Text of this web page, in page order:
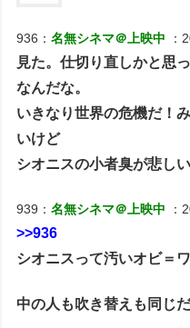
936：名無シネマ＠上映中 ：
見た。仕切り直しかと思
なんだな。
いきなり世界の危機だ！
いけど
シオニスの小者臭が悲し
939：名無シネマ＠上映中 ：
>>936
シオニスって汚いオビ＝
中の人も吹き替えも同じ